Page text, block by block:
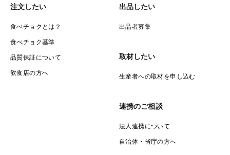
注文したい
食べチョクとは？
食べチョク基準
品質保証について
飲食店の方へ
出品したい
出品者募集
取材したい
生産者への取材を申し込む
連携のご相談
法人連携について
自治体・省庁の方へ